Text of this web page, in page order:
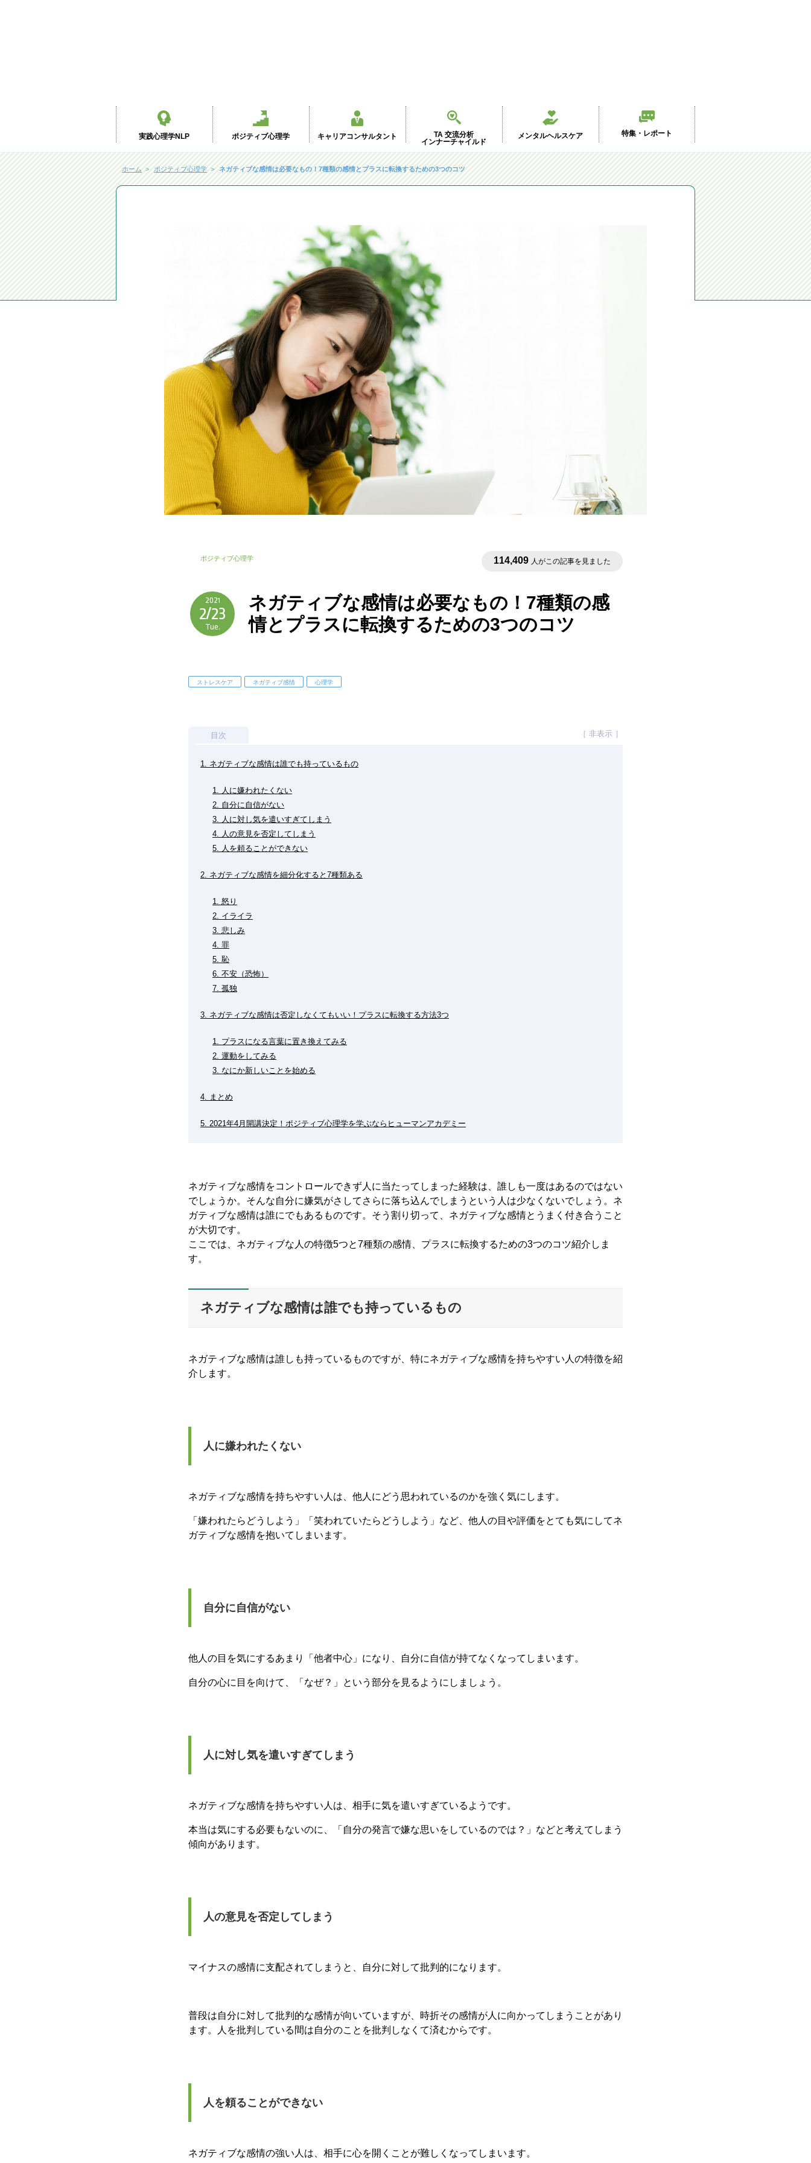
実践心理学NLP ポジティブ心理学 キャリアコンサルタント
TA 交流分析
インナーチャイルド
メンタルヘルスケア 特集・レポート
ホーム ポジティブ心理学 ネガティブな感情は必要なもの！7種類の感情とプラスに転換するための3つのコツ
ポジティブ心理学 114,409 人がこの記事を見ました
2021
2/23
Tue.
ネガティブな感情は必要なもの！7種類の感
情とプラスに転換するための3つのコツ
ストレスケア ネガティブ感情 心理学
目次 ［ 非表示 ］
1. ネガティブな感情は誰でも持っているもの
1. 人に嫌われたくない
2. 自分に自信がない
3. 人に対し気を遣いすぎてしまう
4. 人の意見を否定してしまう
5. 人を頼ることができない
2. ネガティブな感情を細分化すると7種類ある
1. 怒り
2. イライラ
3. 悲しみ
4. 罪
5. 恥
6. 不安（恐怖）
7. 孤独
3. ネガティブな感情は否定しなくてもいい！プラスに転換する方法3つ
1. プラスになる言葉に置き換えてみる
2. 運動をしてみる
3. なにか新しいことを始める
4. まとめ
5. 2021年4月開講決定！ポジティブ心理学を学ぶならヒューマンアカデミー
ネガティブな感情をコントロールできず人に当たってしまった経験は、誰しも一度はあるのではない
でしょうか。そんな自分に嫌気がさしてさらに落ち込んでしまうという人は少なくないでしょう。ネ
ガティブな感情は誰にでもあるものです。そう割り切って、ネガティブな感情とうまく付き合うこと
が大切です。
ここでは、ネガティブな人の特徴5つと7種類の感情、プラスに転換するための3つのコツ紹介しま
す。
ネガティブな感情は誰でも持っているもの
ネガティブな感情は誰しも持っているものですが、特にネガティブな感情を持ちやすい人の特徴を紹
介します。
人に嫌われたくない
ネガティブな感情を持ちやすい人は、他人にどう思われているのかを強く気にします。
「嫌われたらどうしよう」「笑われていたらどうしよう」など、他人の目や評価をとても気にしてネ
ガティブな感情を抱いてしまいます。
自分に自信がない
他人の目を気にするあまり「他者中心」になり、自分に自信が持てなくなってしまいます。
自分の心に目を向けて、「なぜ？」という部分を見るようにしましょう。
人に対し気を遣いすぎてしまう
ネガティブな感情を持ちやすい人は、相手に気を遣いすぎているようです。
本当は気にする必要もないのに、「自分の発言で嫌な思いをしているのでは？」などと考えてしまう
傾向があります。
人の意見を否定してしまう
マイナスの感情に支配されてしまうと、自分に対して批判的になります。
普段は自分に対して批判的な感情が向いていますが、時折その感情が人に向かってしまうことがあり
ます。人を批判している間は自分のことを批判しなくて済むからです。
人を頼ることができない
ネガティブな感情の強い人は、相手に心を開くことが難しくなってしまいます。